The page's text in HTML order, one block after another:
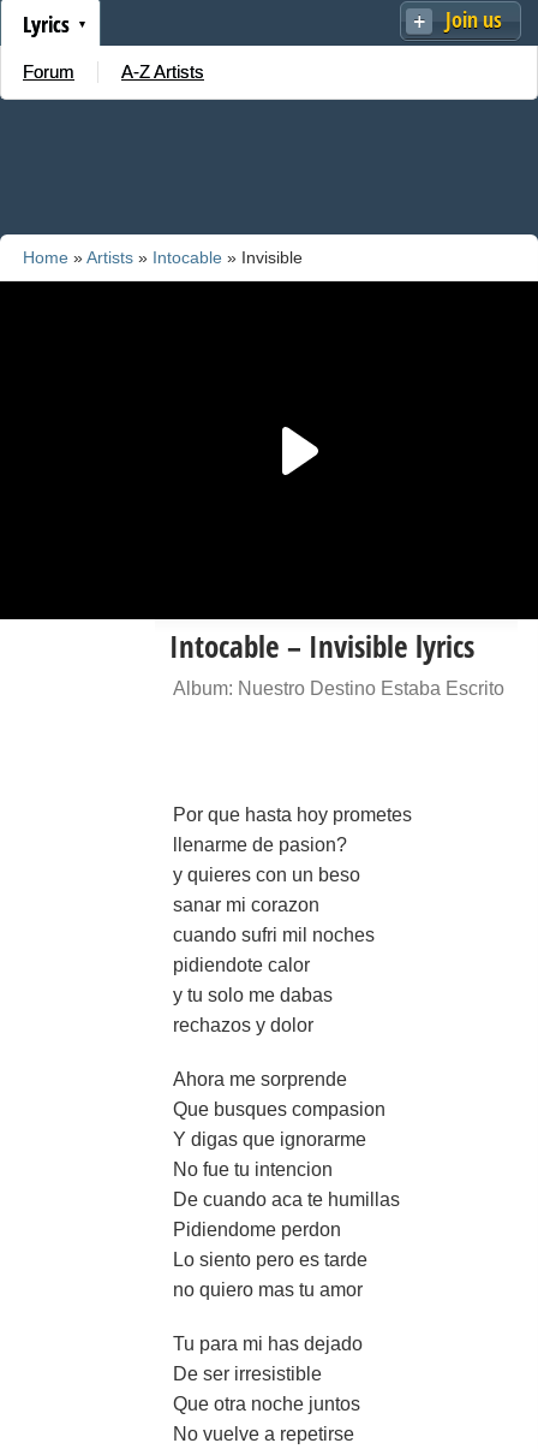
Join us
Lyrics
Forum A-Z Artists
Home »Artists » Intocable » Invisible
Intocable – Invisible lyrics
Album: Nuestro Destino Estaba Escrito
Por que hasta hoy prometes
llenarme de pasion?
y quieres con un beso
sanar mi corazon
cuando sufri mil noches
pidiendote calor
y tu solo me dabas
rechazos y dolor
Ahora me sorprende
Que busques compasion
Y digas que ignorarme
No fue tu intencion
De cuando aca te humillas
Pidiendome perdon
Lo siento pero es tarde
no quiero mas tu amor
Tu para mi has dejado
De ser irresistible
Que otra noche juntos
No vuelve a repetirse